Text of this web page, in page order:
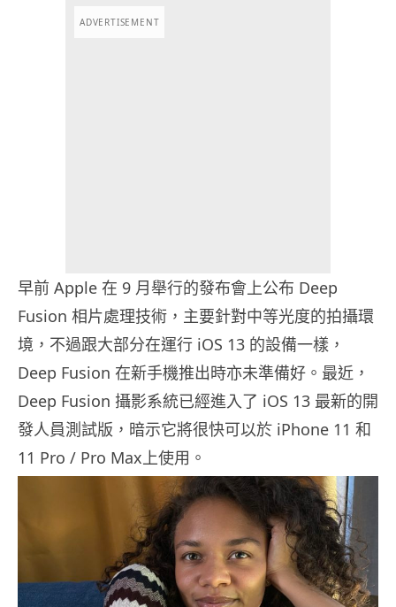
ADVERTISEMENT
早前 Apple 在 9 月舉行的發布會上公布 Deep
Fusion 相片處理技術，主要針對中等光度的拍攝環
境，不過跟大部分在運行 iOS 13 的設備一樣，
Deep Fusion 在新手機推出時亦未準備好。最近，
Deep Fusion 攝影系統已經進入了 iOS 13 最新的開
發人員測試版，暗示它將很快可以於 iPhone 11 和
11 Pro / Pro Max上使用。